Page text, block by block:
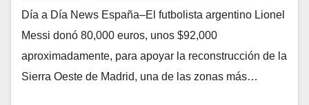
Día a Día News España–El futbolista argentino Lionel
Messi donó 80,000 euros, unos $92,000
aproximadamente, para apoyar la reconstrucción de la
Sierra Oeste de Madrid, una de las zonas más…